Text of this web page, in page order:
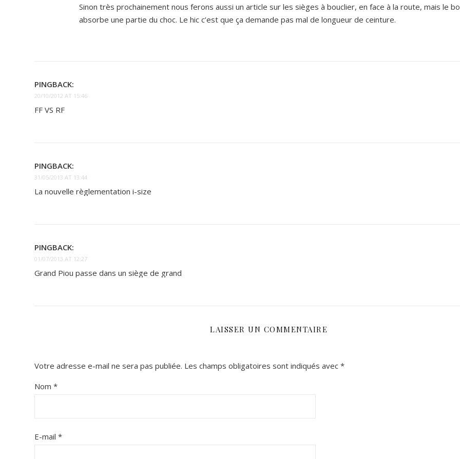
Sinon très prochainement nous ferons aussi un article sur les sièges à bouclier, en face à la route, mais le
absorbe une partie du choc. Le hic c’est que ça demande pas mal de longueur de ceinture.
PINGBACK:
20/10/2012 AT 15:46
FF VS RF
PINGBACK:
31/05/2013 AT 13:44
La nouvelle règlementation i-size
PINGBACK:
01/07/2013 AT 12:27
Grand Piou passe dans un siège de grand
LAISSER UN COMMENTAIRE
Votre adresse e-mail ne sera pas publiée. Les champs obligatoires sont indiqués avec *
Nom *
E-mail *